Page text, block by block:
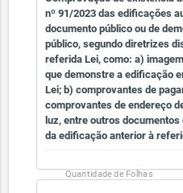
nº 91/2023 das edificações
documento público ou de
público, segundo diretrizes
referida Lei, como: a)
que demonstre a edificação
Lei; b) comprovantes de
comprovantes de endereço
luz, entre outros
da edificação anterior à
Quantidade de Folhas